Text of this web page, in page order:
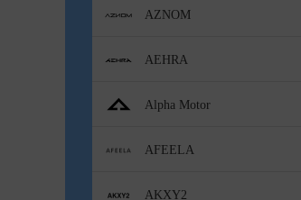
AZNOM
AEHRA
Alpha Motor
AFEELA
AKXY2